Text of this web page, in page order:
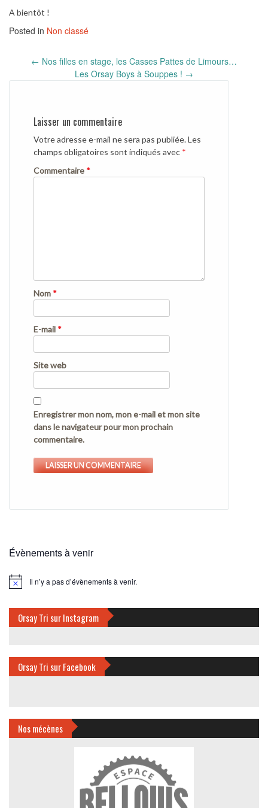
A bientôt !
Posted in Non classé
← Nos filles en stage, les Casses Pattes de Limours…
Les Orsay Boys à Souppes ! →
Laisser un commentaire
Votre adresse e-mail ne sera pas publiée.Les
champs obligatoires sont indiqués avec *
Commentaire *
Nom *
E-mail *
Site web
Enregistrer mon nom, mon e-mail et mon site
dans le navigateur pour mon prochain
commentaire.
Évènements à venir
Notice Il n’y a pas d’évènements à venir.
Orsay Tri sur Instagram
Orsay Tri sur Facebook
Nos mécènes